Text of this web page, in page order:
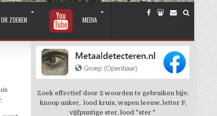
ZOEKEN MEDIA
Zoek effectief door 2 woorden te gebruiken bijv.
knoop anker, lood kruis, wapen leeuw, letter F,
vijfpuntige ster, lood "ster "